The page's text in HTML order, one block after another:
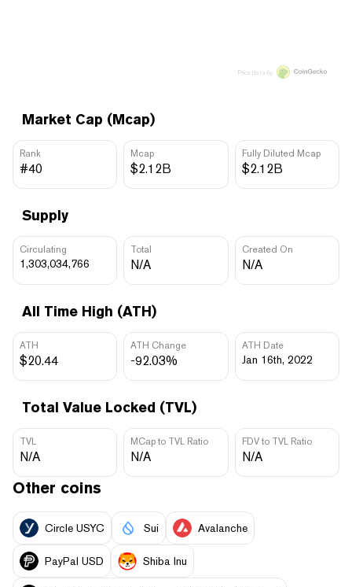
Market Cap (Mcap)
Rank
#40
Mcap
$2.12B
Fully Diluted Mcap
$2.12B
Supply
Circulating
1,303,034,766
Total
N/A
Created On
N/A
All Time High (ATH)
ATH
$20.44
ATH Change
-92.03%
ATH Date
Jan 16th, 2022
Total Value Locked (TVL)
TVL
N/A
MCap to TVL Ratio
N/A
FDV to TVL Ratio
N/A
Price data by
Other coins
Circle USYC Sui Avalanche
PayPal USD Shiba Inu